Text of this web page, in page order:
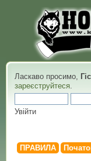
Ласкаво просимо,
зареєструйтеся.
Увійти
ПРАВИЛА